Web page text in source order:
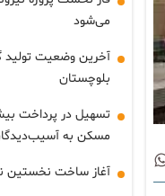
می‌شود
آخرین وضعیت
بلوچستان
مسکن به
آغاز ساخت نخستین